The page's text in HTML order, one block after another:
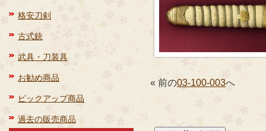
格安刀剣
古式銃
武具・刀装具
お勧め商品
ピックアップ商品
過去の販売商品
« 前の03-100-003へ